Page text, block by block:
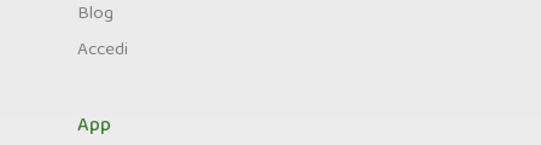
Blog
Accedi
App